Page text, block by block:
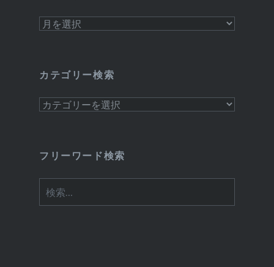
年
カテゴリー検索
カ
ー
索
フリーワード検索
索: